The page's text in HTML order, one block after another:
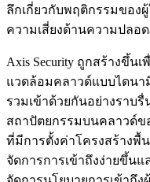
ลึกเกี่ยวกับพฤติกรรมของ
ความเสี่ยงด้านความปลอ
Axis Security ถูกสร้างขึ้น
แวดล้อมคลาวด์แบบไดนา
รวมเข้าด้วยกันอย่างราบ
สถาปัตยกรรมบนคลาวด์ข
ที่มีการตั้งค่าโครงสร้างพื้
จัดการการเข้าถึงง่ายขึ้น